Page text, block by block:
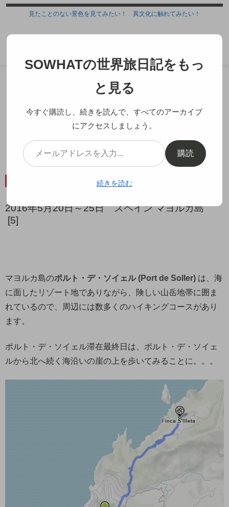
見たことのない景色を見てみたい！ 異文化に触れてみたい！
スペイン
トラムンタナ山脈の絶景ハイキン
2016.07.11 2018.09.17
ポルトデソイェール
2016年5月20日～25日 スペイン マヨルカ島
[5]
マヨルカ島のポルト・デ・ソイェル (Port de Soller) は、海
に面したリゾート地でありながら、険しい山岳地帯に囲ま
れているので、周辺には数多くのハイキングコースがあり
ます。
ポルト・デ・ソイェル滞在最終日は、ポルト・デ・ソイェ
ルから北へ続く海沿いの崖の上を歩いてみることに。。。
SOWHATの世界旅日記をもっ
と見る
今すぐ購読し、続きを読んで、すべてのアーカイブ
にアクセスしましょう。
購読
続きを読む